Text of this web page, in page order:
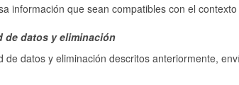
información que sean compatibles con el
de datos y eliminación
datos y eliminación descritos anteriormente,